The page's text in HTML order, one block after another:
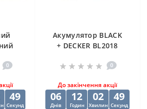
0
49
Секунд
Акумулятор BLACK
+ DECKER BL2018
0
До закінчення акції
06
Днів
12
Годин
02
Хвилин
49
Секунд